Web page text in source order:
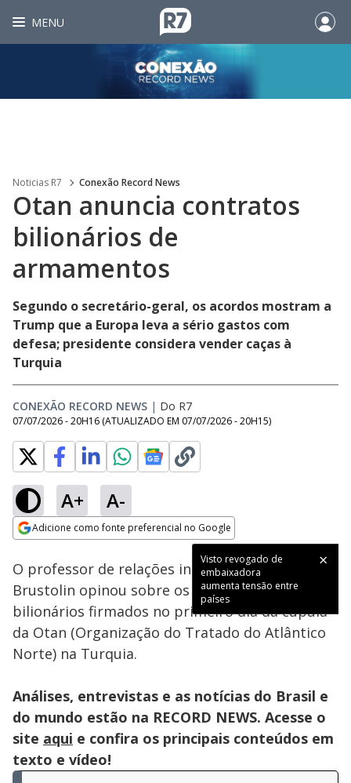
MENU
Noticias R7 Conexão Record News
Otan anuncia contratos
bilionários de
armamentos
Segundo o secretário-geral, os acordos mostram a
Trump que a Europa leva a sério gastos com
defesa; presidente considera vender caças à
Turquia
CONEXÃO RECORD NEWS | Do R7
07/07/2026 - 20H16 (ATUALIZADO EM 07/07/2026 - 20H15)
A+ A-
Adicione como fonte preferencial no Google
Visto revogado de
embaixadora
aumenta tensão entre
países
Ativar
Loaded
22.01%
O professor de relações internacionais Vitelio
Brustolin opinou sobre os acordos militares
bilionários firmados no primeiro dia da cúpula
da Otan (Organização do Tratado do Atlântico
Norte) na Turquia.
Análises, entrevistas e as notícias do Brasil e
do mundo estão na RECORD NEWS. Acesse o
site aqui e confira os principais conteúdos em
texto e vídeo!